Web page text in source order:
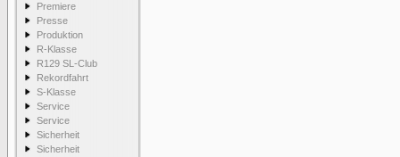
Premiere
Presse
Produktion
R-Klasse
R129 SL-Club
Rekordfahrt
S-Klasse
Service
Service
Sicherheit
Sicherheit